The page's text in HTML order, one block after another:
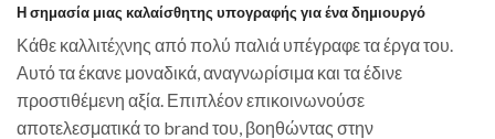
Η σημασία μιας καλαίσθητης υπογραφής για ένα δημιουργό
Κάθε καλλιτέχνης από πολύ παλιά υπέγραφε τα έργα του.
Αυτό τα έκανε μοναδικά, αναγνωρίσιμα και τα έδινε
προστιθέμενη αξία. Επιπλέον επικοινωνούσε
αποτελεσματικά το brand του, βοηθώντας στην